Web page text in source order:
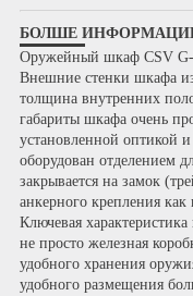
БОЛШЕ
Оружейный шкафCSV
Внешние стенки шкафа
толщина внутренних
габариты шкафа очень
установленной оптикой
оборудован отделением
закрывается на замок
анкерного крепления как
Ключевая
не просто железная
удобного хранения
удобного размещения